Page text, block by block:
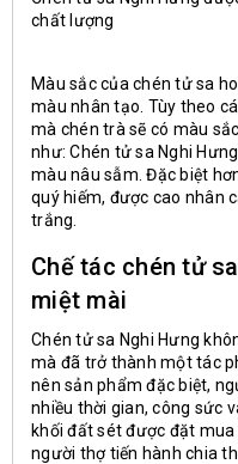
chất lượng
Màu sắc của chén tử sa
màu nhân tạo. Tùy theo
mà chén trà sẽ có màu
như: Chén tử sa Nghi
màu nâu sẫm. Đặc biệt
quý hiếm, được cao nhân
trắng.
Chế tác chén tử
miệt mài
Chén tử sa Nghi Hưng
mà đã trở thành một tác
nên sản phẩm đặc biệt,
nhiều thời gian, công sức
khối đất sét được đặt
người thợ tiến hành chia